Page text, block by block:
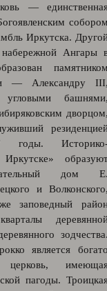
—
Иркутска.
Ангары
— Александру
годы.
дом
и
заповедный
является
церковь,
пагоды.